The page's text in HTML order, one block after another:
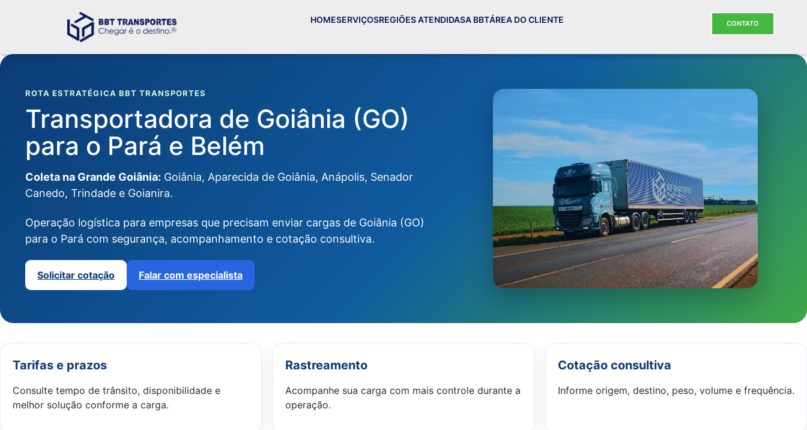
HOMESERVIÇOSREGIÕES ATENDIDASA BBTÁREA DO CLIENTE CONTATO
ROTA ESTRATÉGICA BBT TRANSPORTES
Transportadora de Goiânia (GO)
para o Pará e Belém
Coleta na Grande Goiânia: Goiânia, Aparecida de Goiânia, Anápolis, Senador
Canedo, Trindade e Goianira.
Operação logística para empresas que precisam enviar cargas de Goiânia (GO)
para o Pará com segurança, acompanhamento e cotação consultiva.
Solicitar cotação Falar com especialista
Tarifas e prazos
Consulte tempo de trânsito, disponibilidade e
melhor solução conforme a carga.
Rastreamento
Acompanhe sua carga com mais controle durante a
operação.
Cotação consultiva
Informe origem, destino, peso, volume e frequência.